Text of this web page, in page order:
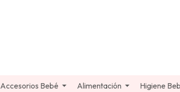
Accesorios Bebé Alimentación Higiene